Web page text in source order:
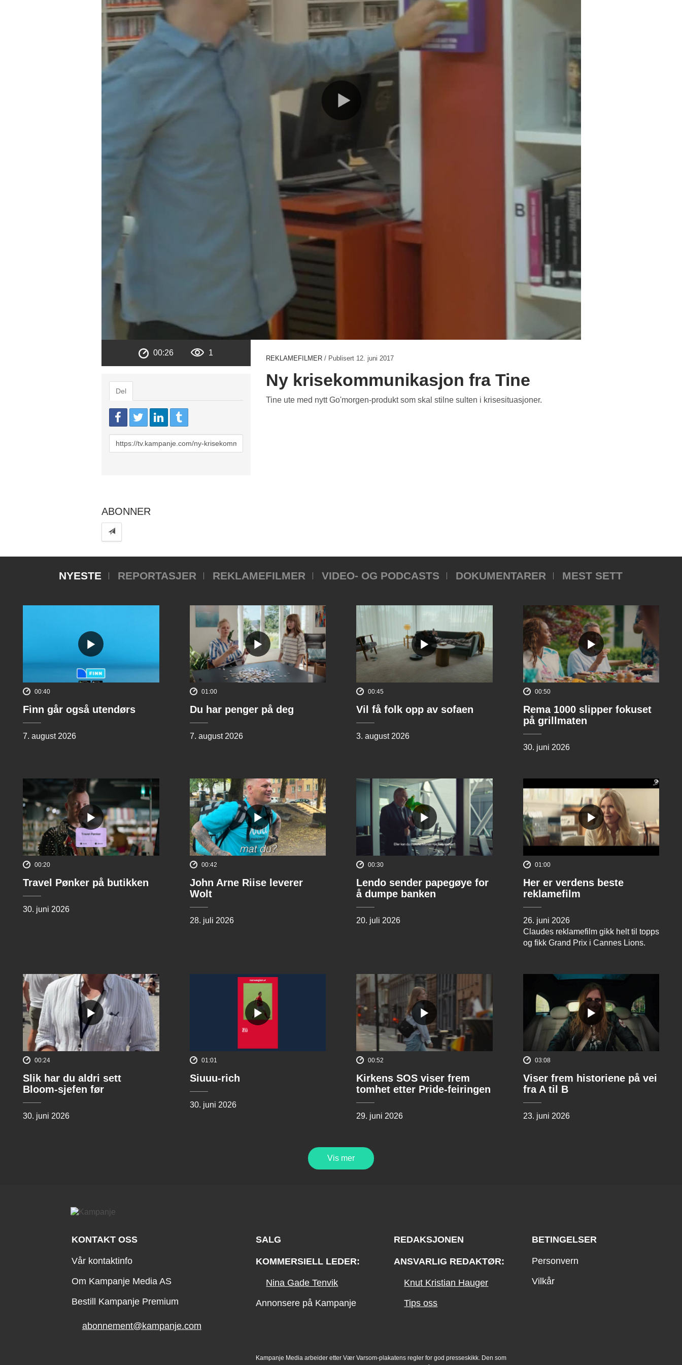
00:26 1
Del
URL
to
REKLAMEFILMER / Publisert 12. juni 2017
Ny krisekommunikasjon fra Tine
Tine ute med nytt Go'morgen-produkt som skal stilne sulten i krisesituasjoner.
ABONNER
NYESTE REPORTASJER REKLAMEFILMER VIDEO- OG PODCASTS DOKUMENTARER MEST SETT
00:40
Finn går også utendørs
7. august 2026
01:00
Du har penger på deg
7. august 2026
00:45
Vil få folk opp av sofaen
3. august 2026
00:50
Rema 1000 slipper fokuset
på grillmaten
30. juni 2026
00:20
Travel Pønker på butikken
30. juni 2026
00:42
John Arne Riise leverer
Wolt
28. juli 2026
00:30
Lendo sender papegøye for
å dumpe banken
20. juli 2026
01:00
Her er verdens beste
reklamefilm
26. juni 2026
Claudes reklamefilm gikk helt til topps
og fikk Grand Prix i Cannes Lions.
00:24
Slik har du aldri sett
Bloom-sjefen før
30. juni 2026
01:01
Siuuu-rich
30. juni 2026
00:52
Kirkens SOS viser frem
tomhet etter Pride-feiringen
29. juni 2026
03:08
Viser frem historiene på vei
fra A til B
23. juni 2026
Vis mer
KONTAKT OSS
Vår kontaktinfo
Om Kampanje Media AS
Bestill Kampanje Premium
abonnement@kampanje.com
SALG
KOMMERSIELL LEDER:
Nina Gade Tenvik
Annonsere på Kampanje
REDAKSJONEN
ANSVARLIG REDAKTØR:
Knut Kristian Hauger
Tips oss
BETINGELSER
Personvern
Vilkår
Kampanje Media arbeider etter Vær Varsom-plakatens regler for god presseskikk. Den som